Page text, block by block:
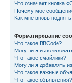
Что означает кнопка
Почему моё
Как мне вновь
Форматирование
Что такое BBCode?
Могу ли я
Что такое смайлики?
Могу ли я добавлять
Что такое важные
Что такое объявления?